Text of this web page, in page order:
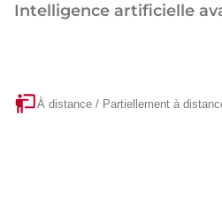
Intelligence artificielle
À distance / Partiellement à